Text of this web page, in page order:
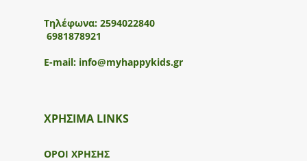
Τηλέφωνα: 2594022840
6981878921
E-mail: info@myhappykids.gr
ΧΡΗΣΙΜΑ LINKS
ΟΡΟΙ ΧΡΗΣΗΣ